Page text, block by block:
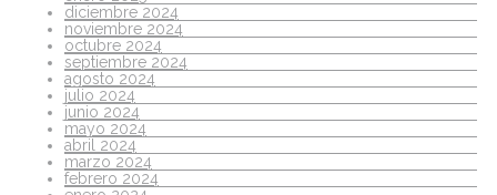
diciembre 2024
noviembre 2024
octubre 2024
septiembre 2024
agosto 2024
julio 2024
junio 2024
mayo 2024
abril 2024
marzo 2024
febrero 2024